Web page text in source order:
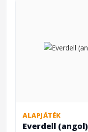
ALAPJÁTÉK
Everdell (angol)